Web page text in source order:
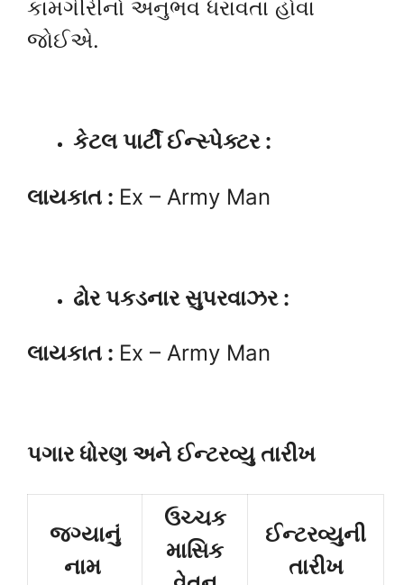
કામગીરીનો અનુભવ ધરાવતા હોવા
જોઈએ.
કેટલ પાર્ટી ઈન્સ્પેક્ટર :
લાયકાત : Ex – Army Man
ઢોર પકડનાર સુપરવાઝર :
લાયકાત : Ex – Army Man
પગાર ધોરણ અને ઈન્ટરવ્યુ તારીખ
જગ્યાનું
નામ
ઉચ્ચક
માસિક
ઈન્ટરવ્યુની
તારીખ